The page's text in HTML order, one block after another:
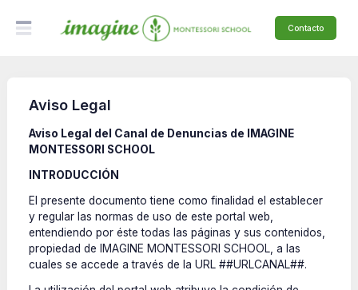
Contacto
Aviso Legal
Aviso Legal del Canal de Denuncias de IMAGINE
MONTESSORI SCHOOL
INTRODUCCIÓN
El presente documento tiene como finalidad el establecer
y regular las normas de uso de este portal web,
entendiendo por éste todas las páginas y sus contenidos,
propiedad de IMAGINE MONTESSORI SCHOOL, a las
cuales se accede a través de la URL ##URLCANAL##.